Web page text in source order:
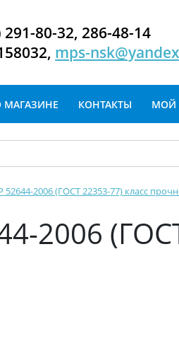
291-80-32, 286-48-14
mps-
МАГАЗИНЕ КОНТАКТЫ МОЙ
2006 (ГОСТ 22353-77) класс
2006